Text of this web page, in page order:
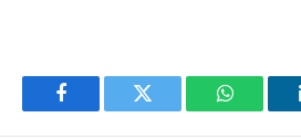
Facebook Twitter